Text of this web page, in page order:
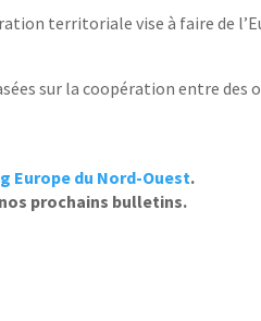
territoriale vise à faire de
sur la coopération entre des
Europe du Nord-Ouest.
prochains bulletins.